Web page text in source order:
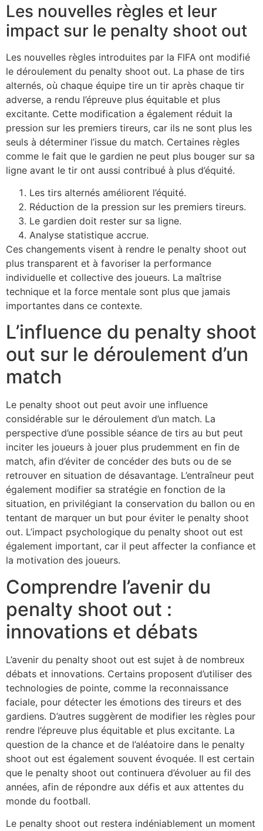
Les nouvelles règles et leur
impact sur le penalty shoot out
Les nouvelles règles introduites par la FIFA ont modifié
le déroulement du penalty shoot out. La phase de tirs
alternés, où chaque équipe tire un tir après chaque tir
adverse, a rendu l’épreuve plus équitable et plus
excitante. Cette modification a également réduit la
pression sur les premiers tireurs, car ils ne sont plus les
seuls à déterminer l’issue du match. Certaines règles
comme le fait que le gardien ne peut plus bouger sur sa
ligne avant le tir ont aussi contribué à plus d’équité.
Les tirs alternés améliorent l’équité.
Réduction de la pression sur les premiers tireurs.
Le gardien doit rester sur sa ligne.
Analyse statistique accrue.
Ces changements visent à rendre le penalty shoot out
plus transparent et à favoriser la performance
individuelle et collective des joueurs. La maîtrise
technique et la force mentale sont plus que jamais
importantes dans ce contexte.
L’influence du penalty shoot
out sur le déroulement d’un
match
Le penalty shoot out peut avoir une influence
considérable sur le déroulement d’un match. La
perspective d’une possible séance de tirs au but peut
inciter les joueurs à jouer plus prudemment en fin de
match, afin d’éviter de concéder des buts ou de se
retrouver en situation de désavantage. L’entraîneur peut
également modifier sa stratégie en fonction de la
situation, en privilégiant la conservation du ballon ou en
tentant de marquer un but pour éviter le penalty shoot
out. L’impact psychologique du penalty shoot out est
également important, car il peut affecter la confiance et
la motivation des joueurs.
Comprendre l’avenir du
penalty shoot out :
innovations et débats
L’avenir du penalty shoot out est sujet à de nombreux
débats et innovations. Certains proposent d’utiliser des
technologies de pointe, comme la reconnaissance
faciale, pour détecter les émotions des tireurs et des
gardiens. D’autres suggèrent de modifier les règles pour
rendre l’épreuve plus équitable et plus excitante. La
question de la chance et de l’aléatoire dans le penalty
shoot out est également souvent évoquée. Il est certain
que le penalty shoot out continuera d’évoluer au fil des
années, afin de répondre aux défis et aux attentes du
monde du football.
Le penalty shoot out restera indéniablement un moment